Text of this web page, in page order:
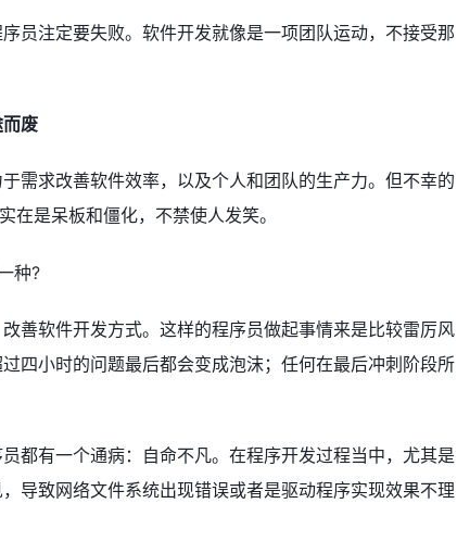
员注定要失败。软件开发就像是一项团队运动，不接受那
废
需求改善软件效率，以及个人和团队的生产力。但不幸的
在是呆板和僵化，不禁使人发笑。
善软件开发方式。这样的程序员做起事情来是比较雷厉风
四小时的问题最后都会变成泡沫；任何在最后冲刺阶段所
都有一个通病：自命不凡。在程序开发过程当中，尤其是
导致网络文件系统出现错误或者是驱动程序实现效果不理